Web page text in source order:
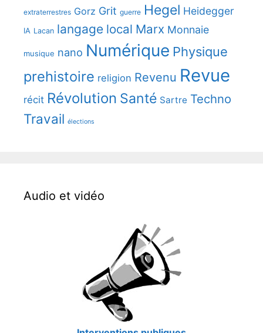
extraterrestres Gorz Grit guerre Hegel Heidegger
IA Lacan langage local Marx Monnaie
musique nano Numérique Physique
prehistoire religion Revenu Revue
récit Révolution Santé Sartre Techno
Travail élections
Audio et vidéo